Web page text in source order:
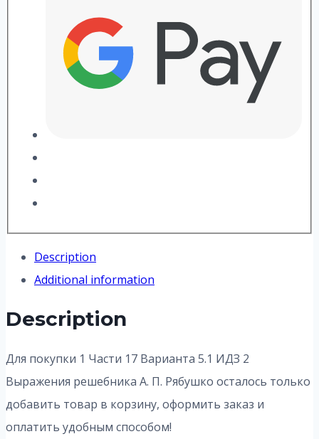
Description
Additional information
Description
Для покупки 1 Части 17 Варианта 5.1 ИДЗ 2
Выражения решебника А. П. Рябушко осталось только
добавить товар в корзину, оформить заказ и
оплатить удобным способом!